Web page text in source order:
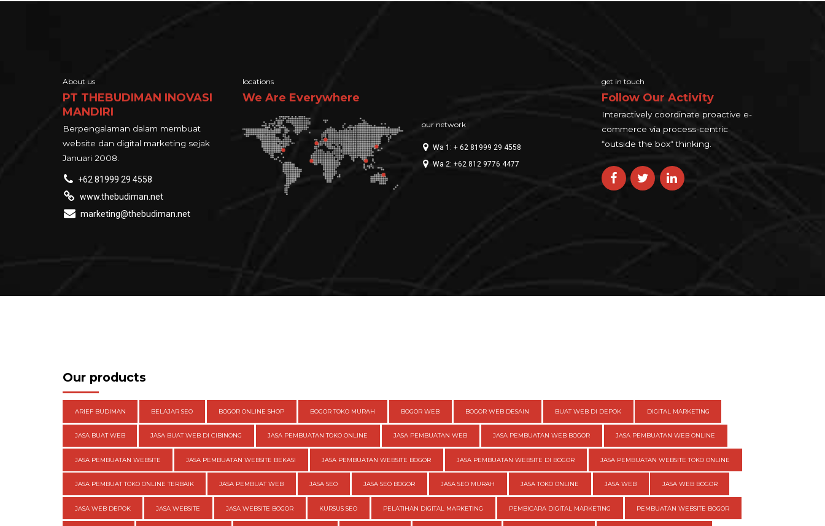
About us
PT THEBUDIMAN INOVASI
MANDIRI
Berpengalaman dalam membuat
website dan digital marketing sejak
Januari 2008.
+62 81999 29 4558
www.thebudiman.net
marketing@thebudiman.net
locations
We Are Everywhere
our network
Wa 1: + 62 81999 29 4558
Wa 2: +62 812 9776 4477
get in touch
Follow Our Activity
Interactively coordinate proactive e-
commerce via process-centric
“outside the box“ thinking.
Our products
ARIEF BUDIMAN BELAJAR SEO BOGOR ONLINE SHOP BOGOR TOKO MURAH BOGOR WEB BOGOR WEB DESAIN BUAT WEB DI DEPOK DIGITAL MARKETING
JASA BUAT WEB JASA BUAT WEB DI CIBINONG JASA PEMBUATAN TOKO ONLINE JASA PEMBUATAN WEB JASA PEMBUATAN WEB BOGOR JASA PEMBUATAN WEB ONLINE
JASA PEMBUATAN WEBSITE JASA PEMBUATAN WEBSITE BEKASI JASA PEMBUATAN WEBSITE BOGOR JASA PEMBUATAN WEBSITE DI BOGOR JASA PEMBUATAN WEBSITE TOKO ONLINE
JASA PEMBUAT TOKO ONLINE TERBAIK JASA PEMBUAT WEB JASA SEO JASA SEO BOGOR JASA SEO MURAH JASA TOKO ONLINE JASA WEB JASA WEB BOGOR
JASA WEB DEPOK JASA WEBSITE JASA WEBSITE BOGOR KURSUS SEO PELATIHAN DIGITAL MARKETING PEMBICARA DIGITAL MARKETING PEMBUATAN WEBSITE BOGOR